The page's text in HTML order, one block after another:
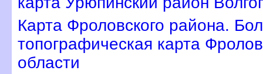
Карта Фроловского района.
топографическая карта
области